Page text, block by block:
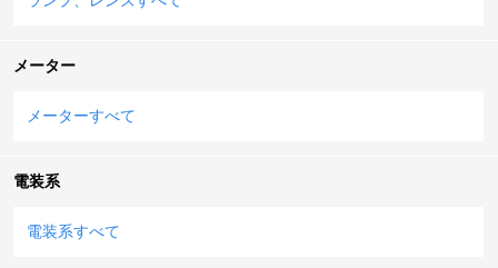
メーター
メーターすべて
電装系
電装系すべて